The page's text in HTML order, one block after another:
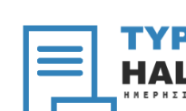
content